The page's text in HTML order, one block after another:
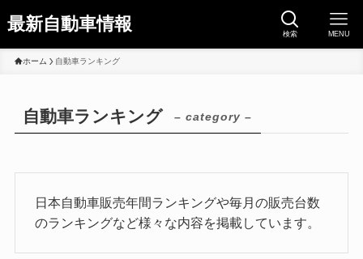
最新自動車情報 検索 MENU
ホーム 自動車ランキング
自動車ランキング – category –
日本自動車販売年間ランキングや毎月の販売台数
のランキングなど様々な内容を掲載しています。